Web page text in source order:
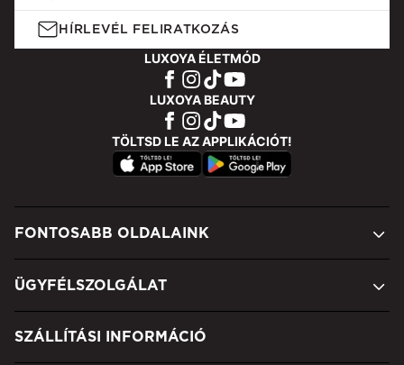
HÍRLEVÉL FELIRATKOZÁS
LUXOYA ÉLETMÓD
LUXOYA BEAUTY
TÖLTSD LE AZ APPLIKÁCIÓT!
FONTOSABB OLDALAINK
ÜGYFÉLSZOLGÁLAT
SZÁLLÍTÁSI INFORMÁCIÓ